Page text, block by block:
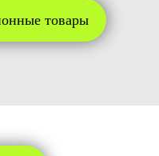
товары